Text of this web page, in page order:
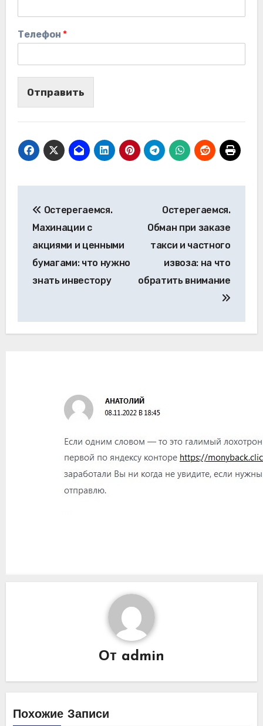
Телефон *
Отправить
по
записям
Остерегаемся.
Махинации с
акциями и ценными
бумагами: что нужно
знать инвестору
Остерегаемся.
Обман при заказе
такси и частного
извоза: на что
обратить внимание
От admin
Похожие Записи